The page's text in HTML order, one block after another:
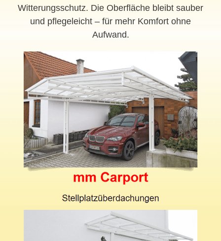
Witterungsschutz. Die Oberfläche bleibt sauber
und pflegeleicht – für mehr Komfort ohne
Aufwand.